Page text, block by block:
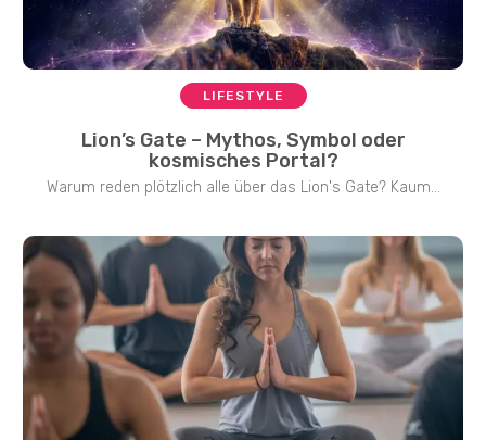
LIFESTYLE
Lion’s Gate – Mythos, Symbol oder
kosmisches Portal?
Warum reden plötzlich alle über das Lion's Gate? Kaum...